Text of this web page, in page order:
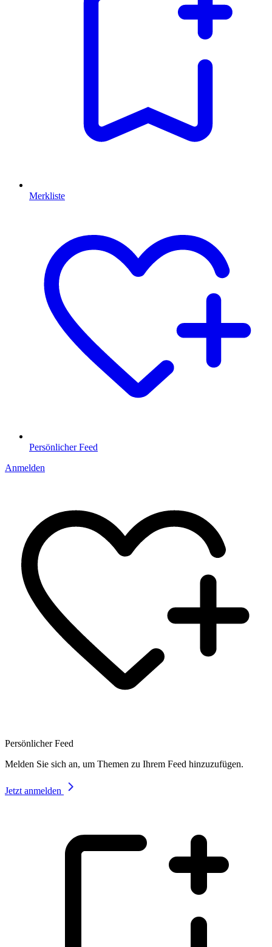
Merkliste
Persönlicher Feed
Anmelden
Persönlicher Feed
Melden Sie sich an, um Themen zu Ihrem Feed hinzuzufügen.
Jetzt anmelden